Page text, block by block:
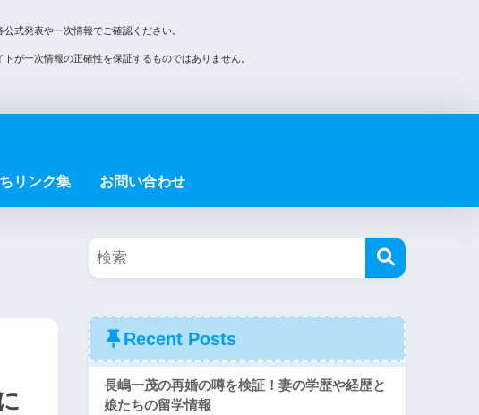
式発表や一次情報でご確認ください。
が一次情報の正確性を保証するものではありません。
リンク集 お問い合わせ
Recent Posts
長嶋一茂の再婚の噂を検証！妻の学歴や経歴と
娘たちの留学情報